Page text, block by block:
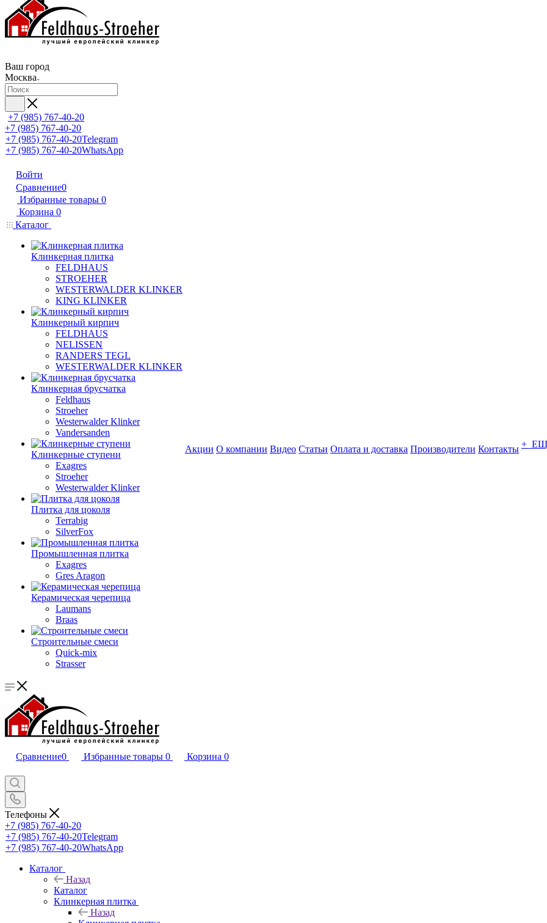
Ваш город
Москва
+7 (985) 767-40-20
+7 (985) 767-40-20
+7 (985) 767-40-20Telegram
+7 (985) 767-40-20WhatsApp
Войти
Сравнение0
Избранные товары 0
Корзина 0
Каталог
Клинкерная плитка
FELDHAUS
STROEHER
WESTERWALDER KLINKER
KING KLINKER
Клинкерный кирпич
FELDHAUS
NELISSEN
RANDERS TEGL
WESTERWALDER KLINKER
Клинкерная брусчатка
Feldhaus
Stroeher
Westerwalder Klinker
Vandersanden
Клинкерные ступени
Exagres
Stroeher
Westerwalder Klinker
Плитка для цоколя
Terrabig
SilverFox
Промышленная плитка
Exagres
Gres Aragon
Керамическая черепица
Laumans
Braas
Строительные смеси
Quick-mix
Strasser
Акции О компании Видео Статьи Оплата и доставка Производители Контакты +
Сравнение0 Избранные товары 0 Корзина 0
Телефоны
+7 (985) 767-40-20
+7 (985) 767-40-20Telegram
+7 (985) 767-40-20WhatsApp
Каталог
Назад
Каталог
Клинкерная плитка
Назад